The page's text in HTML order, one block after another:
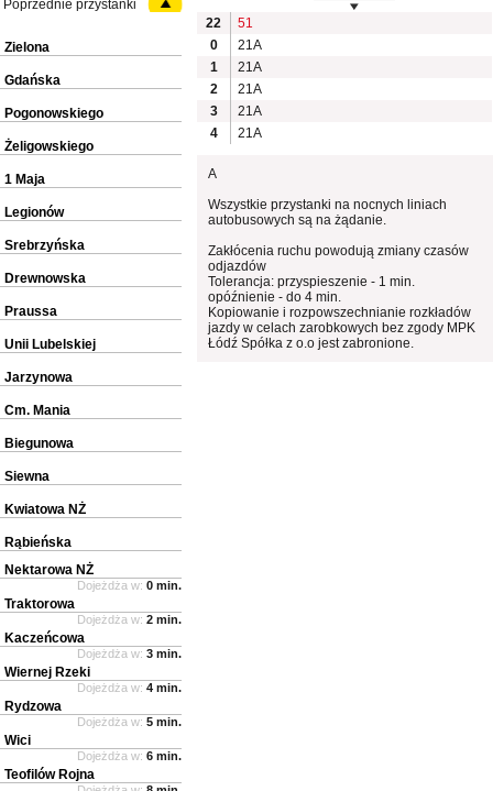
22
51
0
21A
1
21A
2
21A
3
21A
4
21A
A
Wszystkie przystanki na nocnych liniach
autobusowych są na żądanie.
Zakłócenia ruchu powodują zmiany czasów
odjazdów
Tolerancja: przyspieszenie - 1 min.
opóźnienie - do 4 min.
Kopiowanie i rozpowszechnianie rozkładów
jazdy w celach zarobkowych bez zgody MPK
Łódź Spółka z o.o jest zabronione.
Poprzednie przystanki
Zielona
Gdańska
Pogonowskiego
Żeligowskiego
1 Maja
Legionów
Srebrzyńska
Drewnowska
Praussa
Unii Lubelskiej
Jarzynowa
Cm. Mania
Biegunowa
Siewna
Kwiatowa NŻ
Rąbieńska
Nektarowa NŻ
Dojeżdża w: 0 min.
Traktorowa
Dojeżdża w: 2 min.
Kaczeńcowa
Dojeżdża w: 3 min.
Wiernej Rzeki
Dojeżdża w: 4 min.
Rydzowa
Dojeżdża w: 5 min.
Wici
Dojeżdża w: 6 min.
Teofilów Rojna